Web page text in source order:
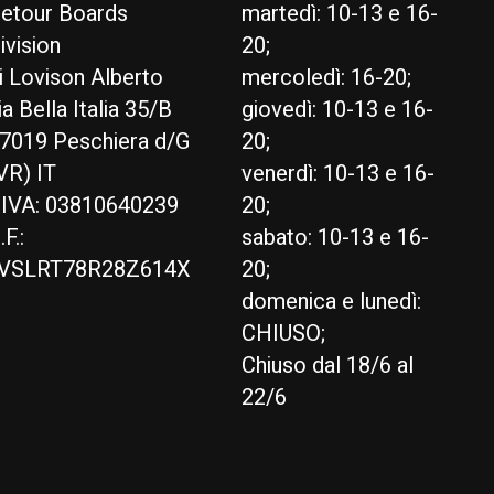
Boards
Lovison Alberto
Bella Italia 35/B
Peschiera d/G
IT
03810640239
martedì: 10-13 e 16-
20;
mercoledì: 16-20;
giovedì: 10-13 e 16-
20;
venerdì: 10-13 e 16-
20;
sabato: 10-13 e 16-
20;
domenica e lunedì:
CHIUSO;
Chiuso dal 18/6 al
22/6